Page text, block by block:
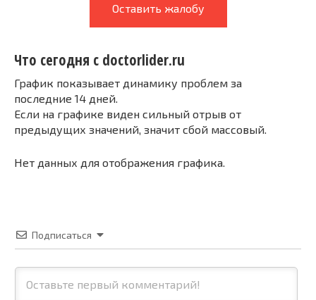
Оставить жалобу
Что сегодня с doctorlider.ru
График показывает динамику проблем за
последние 14 дней.
Если на графике виден сильный отрыв от
предыдущих значений, значит сбой массовый.
Нет данных для отображения графика.
Подписаться